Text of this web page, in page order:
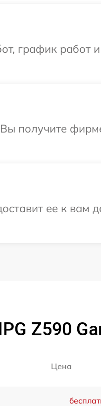
график работ
получите
ее к вам
Z590
Цена